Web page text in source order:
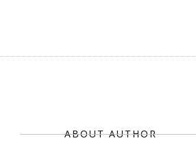
ABOUT AUTHOR